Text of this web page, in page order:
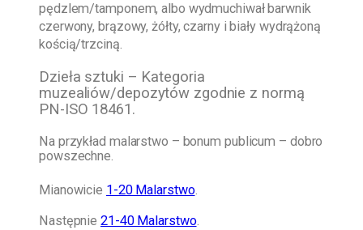
pędzlem/tamponem, albo wydmuchiwał barwnik
czerwony, brązowy, żółty, czarny i biały wydrążoną
kością/trzciną.
Dzieła sztuki – Kategoria
muzealiów/depozytów zgodnie z normą
PN-ISO 18461.
Na przykład malarstwo – bonum publicum – dobro
powszechne.
Mianowicie 1-20 Malarstwo.
Następnie 21-40 Malarstwo.